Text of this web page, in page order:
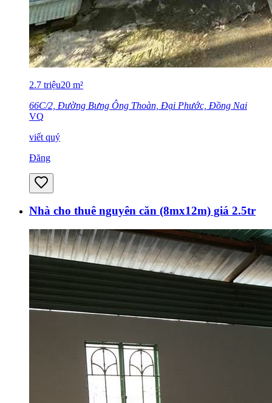
2.7 triệu20 m²
66C/2, Đường Bưng Ông Thoàn, Đại Phước, Đồng Nai
VQ
viết quý
Đăng
Nhà cho thuê nguyên căn (8mx12m) giá 2.5tr